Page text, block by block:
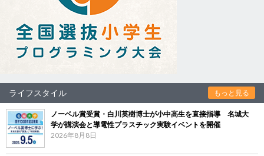
ライフスタイル もっと見る
ノーベル賞受賞・白川英樹博士が小中高生を直接指導 名城大
学が講演会と導電性プラスチック実験イベントを開催
2026年8月8日